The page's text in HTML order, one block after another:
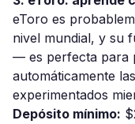
eToro es
nivel mundial, y su
— es perfecta para
automáticamente
experimentados
Depósito mínimo: